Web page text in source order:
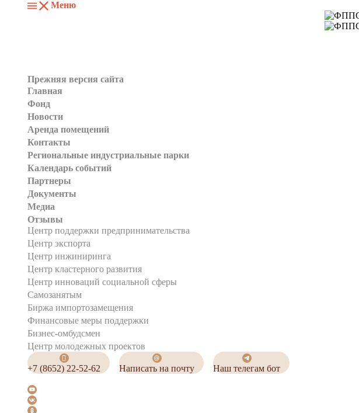
Меню
Прежняя версия сайта
Главная
Фонд
Новости
Аренда помещений
Контакты
Региональные индустриальные парки
Календарь событий
Партнеры
Документы
Медиа
Отзывы
Центр поддержки предпринимательства
Центр экспорта
Центр инжиниринга
Центр кластерного развития
Центр инноваций социальной сферы
Cамозанятым
Биржа импортозамещения
Финансовые меры поддержки
Бизнес-омбудсмен
Центр молодежных проектов
+7 (8652) 22-52-62 Написать на почту Наш телегам бот